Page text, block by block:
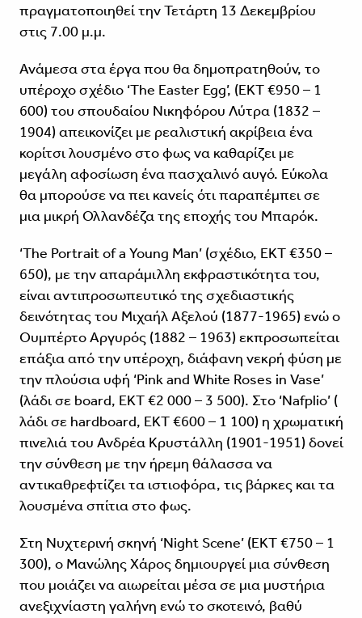
πραγματοποιηθεί την Τετάρτη 13 Δεκεμβρίου
στις 7.00 μ.μ.
Ανάμεσα στα έργα που θα δημοπρατηθούν, το
υπέροχο σχέδιο ‘The Easter Egg’, (ΕΚΤ €950 – 1
600) του σπουδαίου Νικηφόρου Λύτρα (1832 –
1904) απεικονίζει με ρεαλιστική ακρίβεια ένα
κορίτσι λουσμένο στο φως να καθαρίζει με
μεγάλη αφοσίωση ένα πασχαλινό αυγό. Εύκολα
θα μπορούσε να πει κανείς ότι παραπέμπει σε
μια μικρή Ολλανδέζα της εποχής του Μπαρόκ.
‘The Portrait of a Young Man’ (σχέδιο, ΕΚΤ €350 –
650), με την απαράμιλλη εκφραστικότητα του,
είναι αντιπροσωπευτικό της σχεδιαστικής
δεινότητας του Μιχαήλ Αξελού (1877-1965) ενώ ο
Ουμπέρτο Αργυρός (1882 – 1963) εκπροσωπείται
επάξια από την υπέροχη, διάφανη νεκρή φύση με
την πλούσια υφή ‘Pink and White Roses in Vase’
(λάδι σε board, ΕΚΤ €2 000 – 3 500). Στο ‘Nafplio’ (
λάδι σε hardboard, ΕΚΤ €600 – 1 100) η χρωματική
πινελιά του Ανδρέα Κρυστάλλη (1901-1951) δονεί
την σύνθεση με την ήρεμη θάλασσα να
αντικαθρεφτίζει τα ιστιοφόρα, τις βάρκες και τα
λουσμένα σπίτια στο φως.
Στη Νυχτερινή σκηνή ‘Night Scene’ (ΕΚΤ €750 – 1
300), ο Μανώλης Χάρος δημιουργεί μια σύνθεση
που μοιάζει να αιωρείται μέσα σε μια μυστήρια
ανεξιχνίαστη γαλήνη ενώ το σκοτεινό, βαθύ